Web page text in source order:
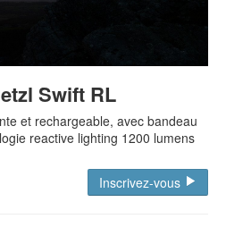
Swift RL
et rechargeable, avec bandeau
reactive lighting 1200 lumens
Inscrivez-vous